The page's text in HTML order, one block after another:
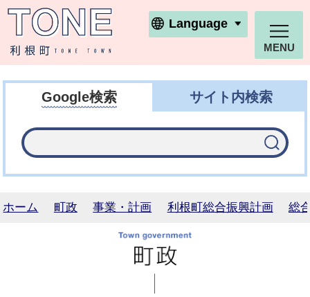
利根町ホームページ
Language
MENU
Google検索 サイト内検索
ホーム 町政 事業・計画 利根町総合振興計画 総